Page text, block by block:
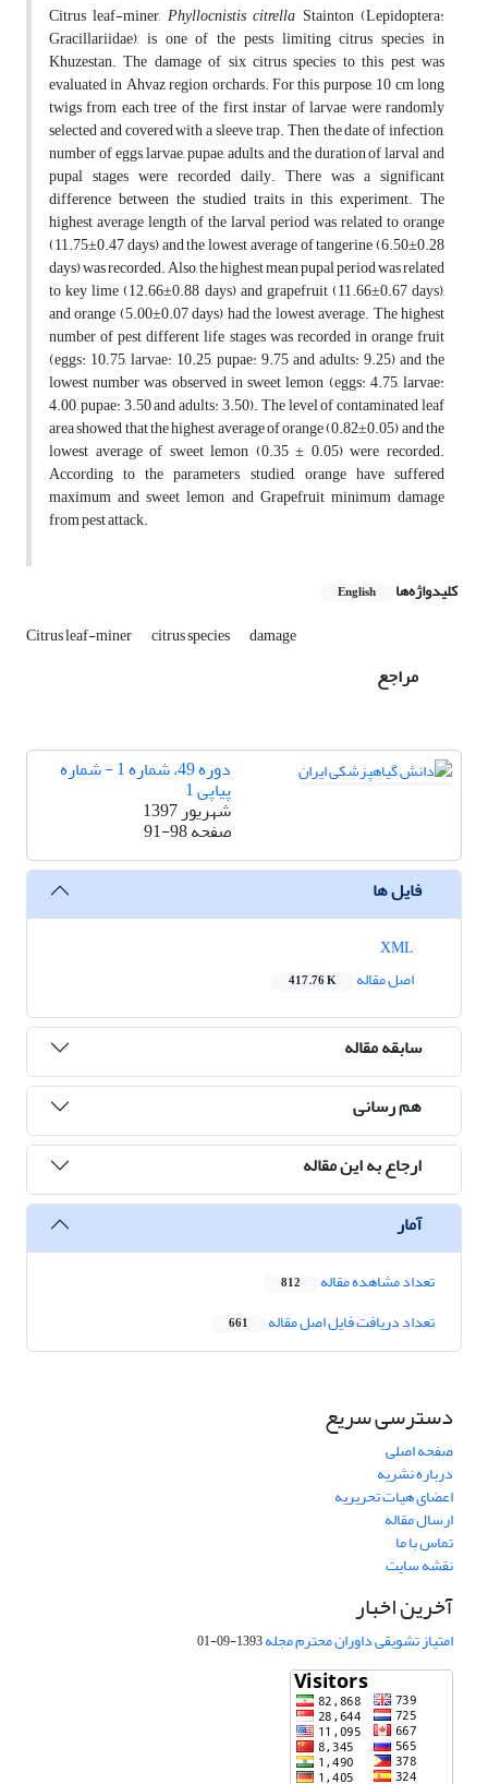
Citrus leaf-miner, Phyllocnistis citrella Stainton (Lepidoptera:
Gracillariidae), is one of the pests limiting citrus species in
Khuzestan. The damage of six citrus species to this pest was
evaluated in Ahvaz region orchards. For this purpose, 10 cm long
twigs from each tree of the first instar of larvae were randomly
selected and covered with a sleeve trap. Then, the date of infection,
number of eggs, larvae, pupae, adults, and the duration of larval and
pupal stages were recorded daily. There was a significant
difference between the studied traits in this experiment. The
highest average length of the larval period was related to orange
(11.75±0.47 days) and the lowest average of tangerine (6.50±0.28
days) was recorded. Also, the highest mean pupal period was related
to key lime (12.66±0.88 days) and grapefruit (11.66±0.67 days),
and orange (5.00±0.07 days) had the lowest average. The highest
number of pest different life stages was recorded in orange fruit
(eggs: 10.75, larvae: 10.25, pupae: 9.75 and adults: 9.25) and the
lowest number was observed in sweet lemon (eggs: 4.75, larvae:
4.00, pupae: 3.50 and adults: 3.50). The level of contaminated leaf
area showed that the highest average of orange (0.82±0.05) and the
lowest average of sweet lemon (0.35 ± 0.05) were recorded.
According to the parameters studied, orange have suffered
maximum and sweet lemon and Grapefruit minimum damage
from pest attack.
کلیدواژه‌ها English
Citrus leaf-miner citrus species damage
مراجع
دوره 49، شماره 1 - شماره
پیاپی 1
شهریور 1397
صفحه91-98
فایل ها
اصل مقاله
417.76 K
سابقه مقاله
هم رسانی
ارجاع به این مقاله
آمار
تعداد مشاهده مقاله 812
تعداد دریافت فایل اصل مقاله 661
دسترسی سریع
صفحه اصلی
درباره نشریه
اعضای هیات تحریریه
ارسال مقاله
تماس با ما
نقشه سایت
آخرین اخبار
امتیاز تشویقی داوران محترم مجله1393-09-01